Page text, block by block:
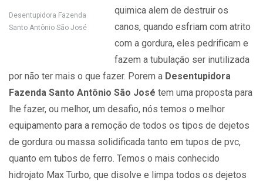
Desentupidora Fazenda
Santo Antônio São José
quimica alem de destruir os
canos, quando esfriam com atrito
com a gordura, eles pedrificam e
fazem a tubulação ser inutilizada
por não ter mais o que fazer. Porem a Desentupidora
Fazenda Santo Antônio São José tem uma proposta para
lhe fazer, ou melhor, um desafio, nós temos o melhor
equipamento para a remoção de todos os tipos de dejetos
de gordura ou massa solidificada tanto em tupos de pvc,
quanto em tubos de ferro. Temos o mais conhecido
hidrojato Max Turbo, que disolve e limpa todos os dejetos